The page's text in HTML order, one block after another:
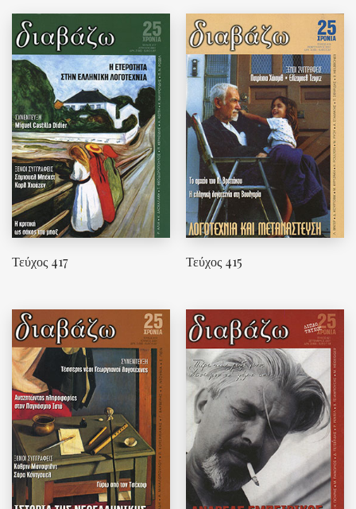
Τεύχος 417 Τεύχος 415